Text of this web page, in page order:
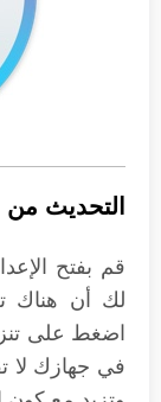
التحديث من
قم بفتح
لك أن هناك
اضغط على